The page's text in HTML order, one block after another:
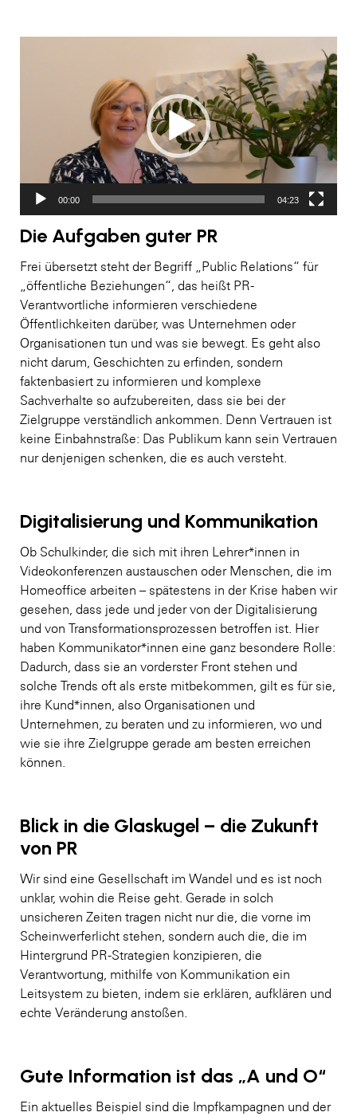
00:00 04:23
Die Aufgaben guter PR
Frei übersetzt steht der Begriff „Public Relations“ für
„öffentliche Beziehungen“, das heißt PR-
Verantwortliche informieren verschiedene
Öffentlichkeiten darüber, was Unternehmen oder
Organisationen tun und was sie bewegt. Es geht also
nicht darum, Geschichten zu erfinden, sondern
faktenbasiert zu informieren und komplexe
Sachverhalte so aufzubereiten, dass sie bei der
Zielgruppe verständlich ankommen. Denn Vertrauen ist
keine Einbahnstraße: Das Publikum kann sein Vertrauen
nur denjenigen schenken, die es auch versteht.
Digitalisierung und Kommunikation
Ob Schulkinder, die sich mit ihren Lehrer*innen in
Videokonferenzen austauschen oder Menschen, die im
Homeoffice arbeiten – spätestens in der Krise haben wir
gesehen, dass jede und jeder von der Digitalisierung
und von Transformationsprozessen betroffen ist. Hier
haben Kommunikator*innen eine ganz besondere Rolle:
Dadurch, dass sie an vorderster Front stehen und
solche Trends oft als erste mitbekommen, gilt es für sie,
ihre Kund*innen, also Organisationen und
Unternehmen, zu beraten und zu informieren, wo und
wie sie ihre Zielgruppe gerade am besten erreichen
können.
Blick in die Glaskugel – die Zukunft
von PR
Wir sind eine Gesellschaft im Wandel und es ist noch
unklar, wohin die Reise geht. Gerade in solch
unsicheren Zeiten tragen nicht nur die, die vorne im
Scheinwerferlicht stehen, sondern auch die, die im
Hintergrund PR-Strategien konzipieren, die
Verantwortung, mithilfe von Kommunikation ein
Leitsystem zu bieten, indem sie erklären, aufklären und
echte Veränderung anstoßen.
Gute Information ist das „A und O“
Ein aktuelles Beispiel sind die Impfkampagnen und der